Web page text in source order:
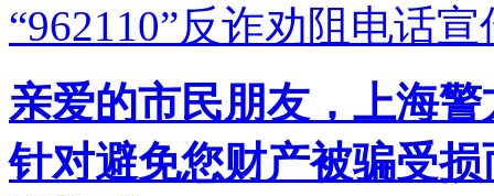
“962110”反诈劝阻电话宣
亲爱的市民朋友，上海
针对避免您财产被骗受